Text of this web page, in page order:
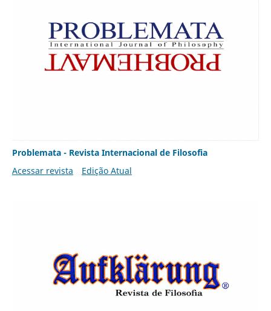
Problemata - Revista Internacional de Filosofia
Acessar revista
Edição Atual